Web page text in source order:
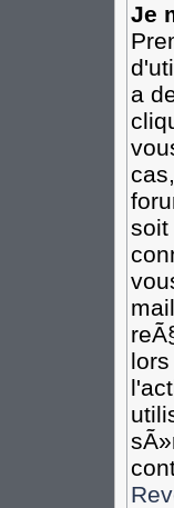
Je
a
soit